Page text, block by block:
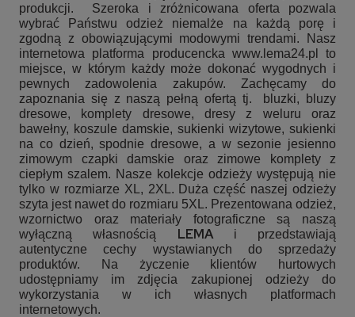
produkcji. Szeroka i zróżnicowana oferta pozwala
wybrać Państwu odzież niemalże na każdą porę i
zgodną z obowiązującymi modowymi trendami. Nasz
internetowa platforma producencka www.lema24.pl to
miejsce, w którym każdy może dokonać wygodnych i
pewnych zadowolenia zakupów. Zachęcamy do
zapoznania się z naszą pełną ofertą tj.
bluzki, bluzy
dresowe, komplety dresowe, dresy z weluru oraz
bawełny, koszule damskie, sukienki wizytowe, sukienki
na co dzień, spodnie dresowe, a w sezonie jesienno
zimowym czapki damskie oraz zimowe komplety z
ciepłym szalem. Nasze kolekcje odzieży występują nie
tylko w rozmiarze XL, 2XL. Duża część naszej odzieży
szyta jest nawet do rozmiaru 5XL. Prezentowana odzież,
wzornictwo oraz materiały fotograficzne są naszą
wyłączną własnością LEMAi przedstawiają
autentyczne cechy wystawianych do sprzedaży
produktów. Na życzenie klientów hurtowych
udostępniamy im zdjęcia zakupionej odzieży do
wykorzystania w ich własnych platformach
internetowych.